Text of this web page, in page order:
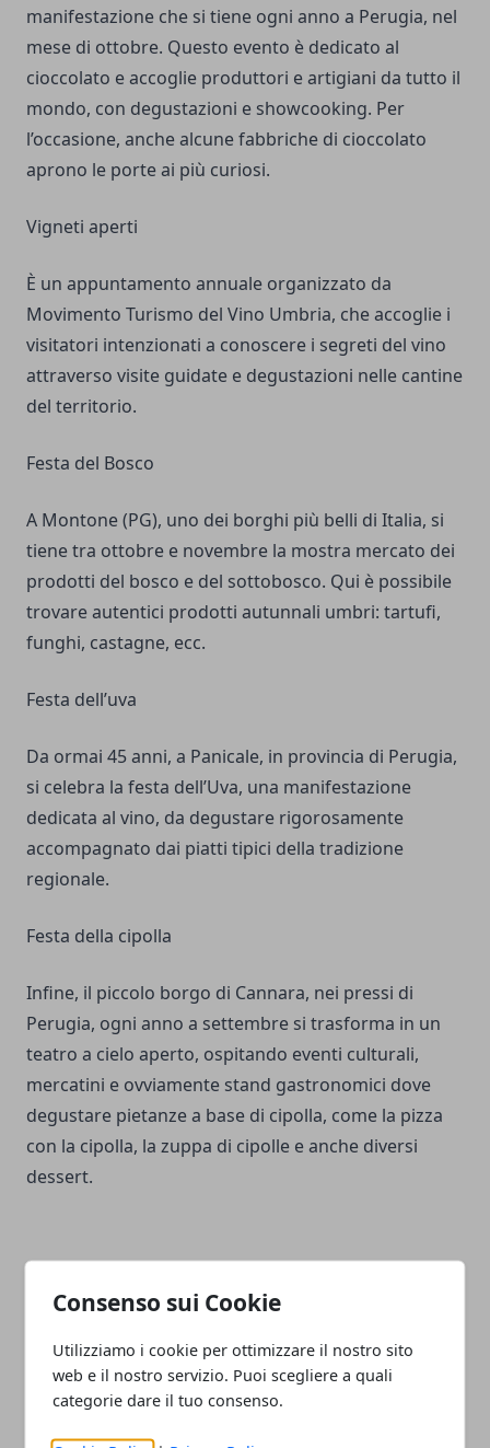
Consenso sui Cookie
Utilizziamo i cookie per ottimizzare il nostro sito
web e il nostro servizio. Puoi scegliere a quali
categorie dare il tuo consenso.
manifestazione che si tiene ogni anno a Perugia, nel
mese di ottobre. Questo evento è dedicato al
cioccolato e accoglie produttori e artigiani da tutto il
mondo, con degustazioni e showcooking. Per
l’occasione, anche alcune fabbriche di cioccolato
aprono le porte ai più curiosi.
Vigneti aperti
È un appuntamento annuale organizzato da
Movimento Turismo del Vino Umbria, che accoglie i
visitatori intenzionati a conoscere i segreti del vino
attraverso visite guidate e degustazioni nelle cantine
del territorio.
Festa del Bosco
A Montone (PG), uno dei borghi più belli di Italia, si
tiene tra ottobre e novembre la mostra mercato dei
prodotti del bosco e del sottobosco. Qui è possibile
trovare autentici prodotti autunnali umbri: tartufi,
funghi, castagne, ecc.
Festa dell’uva
Da ormai 45 anni, a Panicale, in provincia di Perugia,
si celebra la festa dell’Uva, una manifestazione
dedicata al vino, da degustare rigorosamente
accompagnato dai piatti tipici della tradizione
regionale.
Festa della cipolla
Infine, il piccolo borgo di Cannara, nei pressi di
Perugia, ogni anno a settembre si trasforma in un
teatro a cielo aperto, ospitando eventi culturali,
mercatini e ovviamente stand gastronomici dove
degustare pietanze a base di cipolla, come la pizza
con la cipolla, la zuppa di cipolle e anche diversi
dessert.
Facebook
TwitterWhatsapp
Articolo Precedente